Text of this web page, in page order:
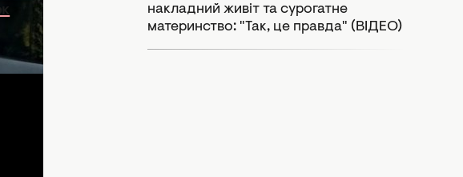
накладний живіт та сурогатне
материнство: "Так, це правда" (ВІДЕО)